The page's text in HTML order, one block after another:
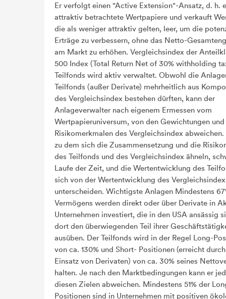
Er verfolgt einen "Active Extension"-Ansatz, d. h.
attraktiv betrachtete Wertpapiere und verkauft
die als weniger attraktiv gelten, leer, um die
Erträge zu verbessern, ohne das Netto-
am Markt zu erhöhen. Vergleichsindex der
500 Index (Total Return Net of 30% withholding
Teilfonds wird aktiv verwaltet. Obwohl die
Teilfonds (außer Derivate) mehrheitlich aus
des Vergleichsindex bestehen dürften, kann der
Anlageverwalter nach eigenem Ermessen vom
Wertpapieruniversum, von den Gewichtungen
Risikomerkmalen des Vergleichsindex
zu dem sich die Zusammensetzung und die
des Teilfonds und des Vergleichsindex ähneln,
Laufe der Zeit, und die Wertentwicklung des
sich von der Wertentwicklung des
unterscheiden. Wichtigste Anlagen Mindestens
Vermögens werden direkt oder über Derivate in
Unternehmen investiert, die in den USA ansässig
dort den überwiegenden Teil ihrer
ausüben. Der Teilfonds wird in der Regel Long-
von ca. 130% und Short- Positionen (erreicht
Einsatz von Derivaten) von ca. 30% seines
halten. Je nach den Marktbedingungen kann er
diesen Zielen abweichen. Mindestens 51% der
Positionen sind in Unternehmen mit positiven